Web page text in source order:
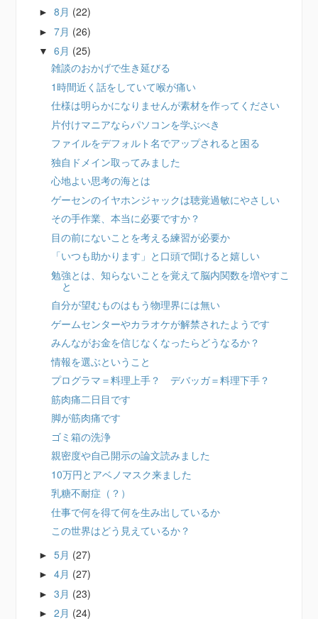
►8月 (22)
►7月 (26)
▼6月 (25)
雑談のおかげで生き延びる
1時間近く話をしていて喉が痛い
仕様は明らかになりませんが素材を作ってください
片付けマニアならパソコンを学ぶべき
ファイルをデフォルト名でアップされると困る
独自ドメイン取ってみました
心地よい思考の海とは
ゲーセンのイヤホンジャックは聴覚過敏にやさしい
その手作業、本当に必要ですか？
目の前にないことを考える練習が必要か
「いつも助かります」と口頭で聞けると嬉しい
勉強とは、知らないことを覚えて脳内関数を増やすこ
と
自分が望むものはもう物理界には無い
ゲームセンターやカラオケが解禁されたようです
みんながお金を信じなくなったらどうなるか？
情報を選ぶということ
プログラマ＝料理上手？ デバッガ＝料理下手？
筋肉痛二日目です
脚が筋肉痛です
ゴミ箱の洗浄
親密度や自己開示の論文読みました
10万円とアベノマスク来ました
乳糖不耐症（？）
仕事で何を得て何を生み出しているか
この世界はどう見えているか？
►5月 (27)
►4月 (27)
►3月 (23)
►2月 (24)